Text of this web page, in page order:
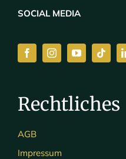
SOCIAL MEDIA
Rechtliches
AGB
Impressum